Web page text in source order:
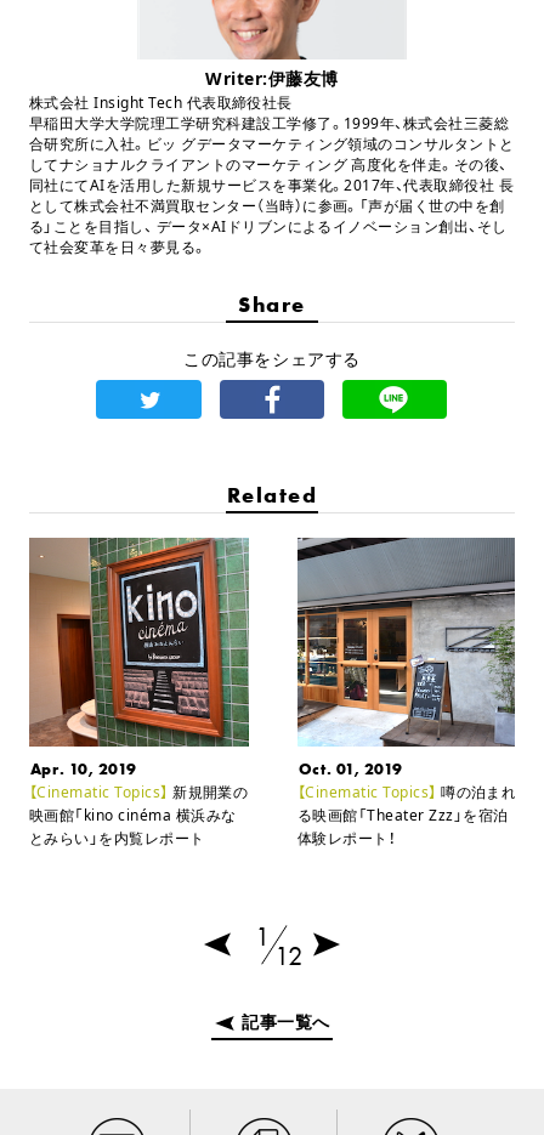
Writer:伊藤友博
株式会社 Insight Tech 代表取締役社長
早稲田大学大学院理工学研究科建設工学修了。1999年、株式会社三菱総
合研究所に入社。ビッ グデータマーケティング領域のコンサルタントと
してナショナルクライアントのマーケティング 高度化を伴走。その後、
同社にてAIを活用した新規サービスを事業化。2017年、代表取締役社 長
として株式会社不満買取センター（当時）に参画。「声が届く世の中を創
る」ことを目指し、 データ×AIドリブンによるイノベーション創出、そし
て社会変革を日々夢見る。
Share
この記事をシェアする
Related
Apr. 10, 2019
【Cinematic Topics】 新規開業の
映画館「kino cinéma 横浜みな
とみらい」を内覧レポート
Oct. 01, 2019
【Cinematic Topics】 噂の泊まれ
る映画館「Theater Zzz」を宿泊
体験レポート！
1
12
記事一覧へ